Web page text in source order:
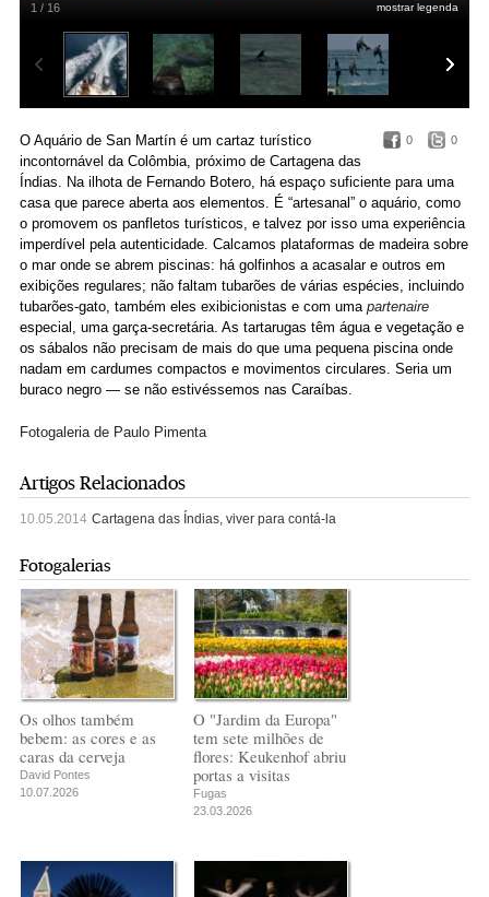
mostrar legenda
1 / 16
0 0
O Aquário de San Martín é um cartaz turístico
incontornável da Colômbia, próximo de Cartagena das
Índias. Na ilhota de Fernando Botero, há espaço suficiente para uma
casa que parece aberta aos elementos. É “artesanal” o aquário, como
o promovem os panfletos turísticos, e talvez por isso uma experiência
imperdível pela autenticidade. Calcamos plataformas de madeira sobre
o mar onde se abrem piscinas: há golfinhos a acasalar e outros em
exibições regulares; não faltam tubarões de várias espécies, incluindo
tubarões-gato, também eles exibicionistas e com uma partenaire
especial, uma garça-secretária. As tartarugas têm água e vegetação e
os sábalos não precisam de mais do que uma pequena piscina onde
nadam em cardumes compactos e movimentos circulares. Seria um
buraco negro — se não estivéssemos nas Caraíbas.
Fotogaleria de Paulo Pimenta
Artigos Relacionados
10.05.2014 Cartagena das Índias, viver para contá-la
Fotogalerias
Os olhos também
bebem: as cores e as
caras da cerveja
David Pontes
10.07.2026
O "Jardim da Europa"
tem sete milhões de
flores: Keukenhof abriu
portas a visitas
Fugas
23.03.2026